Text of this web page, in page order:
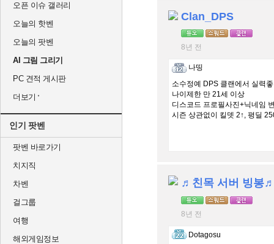
오픈 이슈 갤러리
오늘의 핫벤
오늘의 팟벤
AI 그림 그리기
PC 견적 게시판
더보기
인기 팟벤
팟벤 바로가기
치지직
차벤
걸그룹
여행
해외게임정보
Clan_DPS
8년 전
나띵
소수정예 DPS 클랜에서 실력
나이제한 만 21세 이상
디스코드 프로필사진+닉네임
시즌 상관없이 킬뎃 2↑, 평딜
♬친목 서버 빙봉
8년 전
Dotagosu